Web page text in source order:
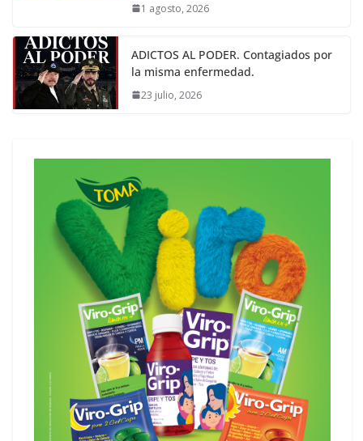
1 agosto, 2026
ADICTOS AL PODER. Contagiados por
la misma enfermedad.
23 julio, 2026